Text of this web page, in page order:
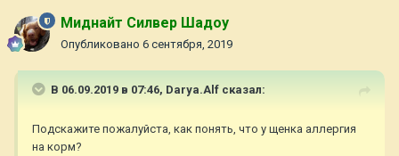
Миднайт Силвер Шадоу
Опубликовано 6 сентября, 2019
В 06.09.2019 в 07:46, Darya.Alf сказал:
Подскажите пожалуйста, как понять, что у щенка аллергия
на корм?